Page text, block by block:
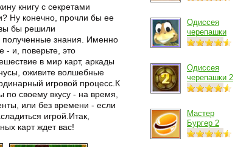
книгу с секретами
Ну конечно, прочли бы ее
бы решили
полученные знания. Именно
- и, поверьте, это
в мир карт, аркады
оживите волшебные
игровой процесс.К
своему вкусу - на время,
или без времени - если
игрой.Итак,
карт ждет вас!
Одиссея
черепашки
Одиссея
черепашки 2
Мастер
Бургер 2